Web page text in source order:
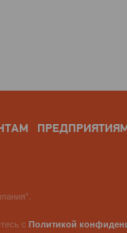
с Политикой